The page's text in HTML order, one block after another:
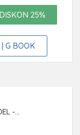
25%
| G BOOK
-...